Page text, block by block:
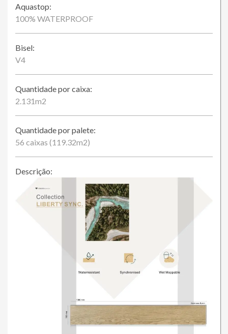
Aquastop:
100% WATERPROOF
Bisel:
V4
Quantidade por caixa:
2.131m2
Quantidade por palete:
56 caixas (119.32m2)
Descrição: